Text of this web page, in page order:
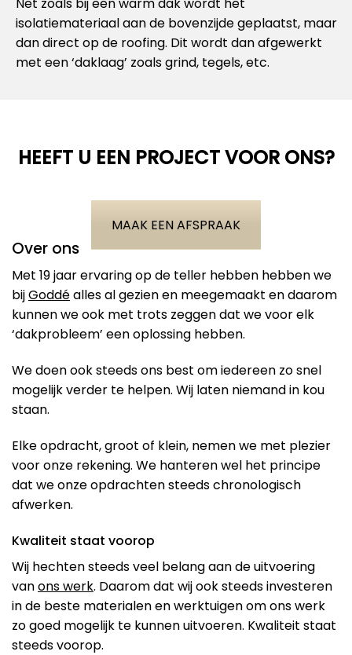
isolatiemateriaal aan de bovenzijde geplaatst, maar
dan direct op de roofing. Dit wordt dan afgewerkt
met een ‘daklaag’ zoals grind, tegels, etc.
HEEFT U EEN PROJECT VOOR ONS?
MAAK EEN AFSPRAAK
Over ons
Met 19 jaar ervaring op de teller hebben hebben we
bijGoddéalles al gezien en meegemaakt en daarom
kunnen we ook met trots zeggen dat we voor elk
‘dakprobleem’ een oplossing hebben.
We doen ook steeds ons best om iedereen zo snel
mogelijk verder te helpen. Wij laten niemand in kou
staan.
Elke opdracht, groot of klein, nemen we met plezier
voor onze rekening. We hanteren wel het principe
dat we onze opdrachten steeds chronologisch
afwerken.
Kwaliteit staat voorop
Wij hechten steeds veel belang aan de uitvoering
vanons werk. Daarom dat wij ook steeds investeren
in de beste materialen en werktuigen om ons werk
zo goed mogelijk te kunnen uitvoeren. Kwaliteit staat
steeds voorop.